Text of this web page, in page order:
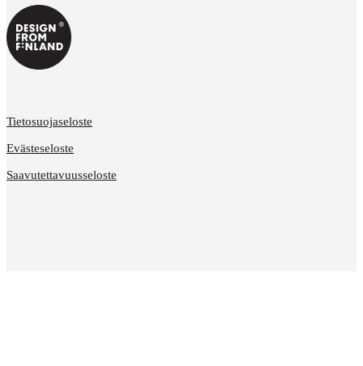
Tietosuojaseloste
Evästeseloste
Saavutettavuusseloste